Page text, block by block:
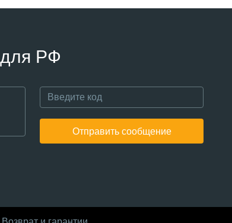
для РФ
Отправить сообщение